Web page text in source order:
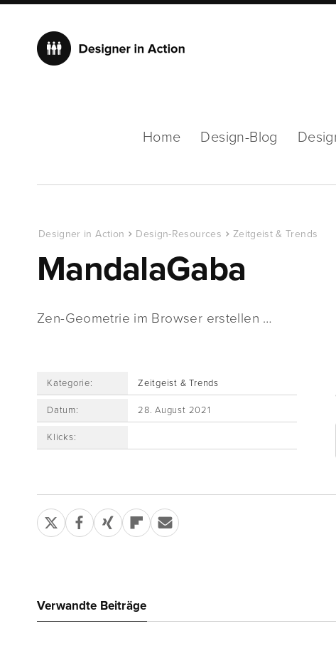
Home Design-Blog
Designer in Action Design-Resources Zeitgeist & Trends
MandalaGaba
Zen-Geometrie im Browser erstellen …
Kategorie: Zeitgeist & Trends
Datum: 28. August 2021
Klicks:
Verwandte Beiträge